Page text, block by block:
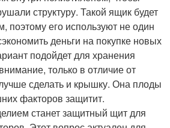
структуру. Такой ящик будет
его используют не один
деньги на покупке новых
подойдет для хранения
только в отличие от
сделать и крышку. Она плоды
факторов защитит.
станет защитный щит для